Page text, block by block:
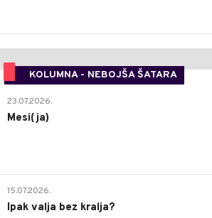
KOLUMNA - NEBOJŠA ŠATARA
23.07.2026.
Mesi(ja)
15.07.2026.
Ipak valja bez kralja?